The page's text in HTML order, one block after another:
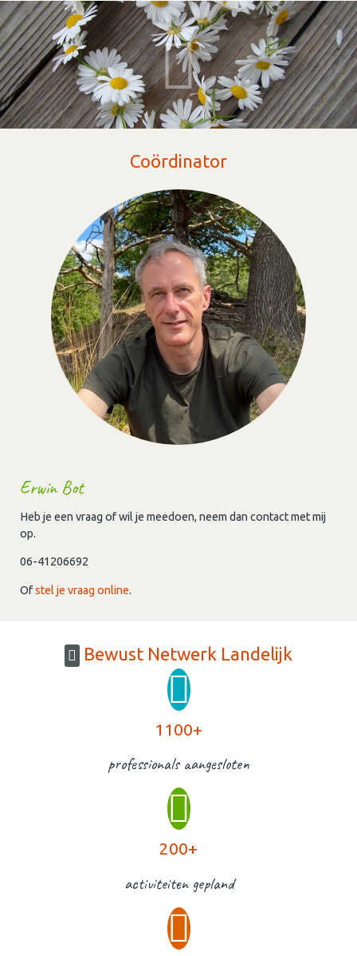
Coördinator
Erwin Bot
Heb je een vraag of wil je meedoen, neem dan contact met mij
op.
06-41206692
Ofstel je vraag online.
Bewust Netwerk Landelijk
1100+
professionals aangesloten
200+
activiteiten gepland